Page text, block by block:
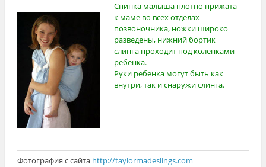
Спинка малыша плотно прижата
к маме во всех отделах
позвоночника, ножки широко
разведены, нижний бортик
слинга проходит под коленками
ребенка.
Руки ребенка могут быть как
внутри, так и снаружи слинга.
Фотография с сайта http://taylormadeslings.com